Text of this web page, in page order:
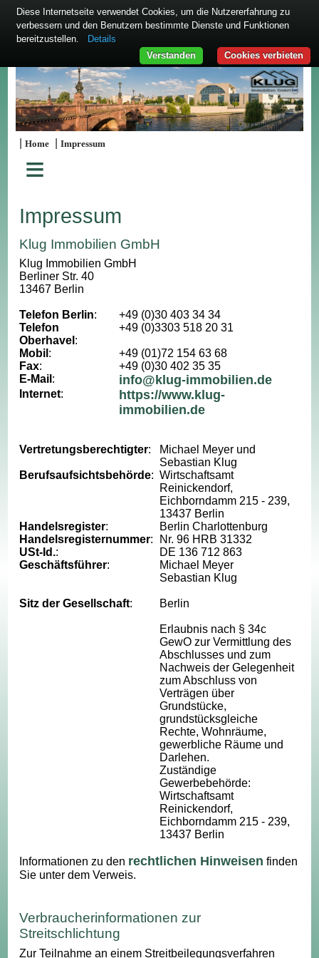
|Home |Impressum
≡
Impressum
Klug Immobilien GmbH
Klug Immobilien GmbH
Berliner Str. 40
13467 Berlin
Telefon Berlin:
+49 (0)30 403 34 34
Telefon
Oberhavel :
+49 (0)3303 518 20 31
Mobil :
+49 (01)72 154 63 68
Fax:
+49 (0)30 402 35 35
E-Mail : info@klug-immobilien.de
Internet:
https://www.klug-
immobilien.de
Vertretungsberechtigter:
Michael Meyer und
Sebastian Klug
Berufsaufsichtsbehörde:Wirtschaftsamt
Reinickendorf,
Eichborndamm 215 - 239,
13437 Berlin
Handelsregister:
Berlin Charlottenburg
Handelsregisternummer:
Nr. 96 HRB 31332
USt-Id.:
DE 136 712 863
Geschäftsführer:
Michael Meyer
Sebastian Klug
Sitz der Gesellschaft: Berlin
Erlaubnis nach § 34c
GewO zur Vermittlung des
Abschlusses und zum
Nachweis der Gelegenheit
zum Abschluss von
Verträgen über
Grundstücke,
grundstücksgleiche
Rechte, Wohnräume,
gewerbliche Räume und
Darlehen.
Zuständige
Gewerbebehörde:
Wirtschaftsamt
Reinickendorf,
Eichborndamm 215 - 239,
13437 Berlin
Informationen zu den rechtlichen Hinweisen finden
Sie unter dem Verweis.
Verbraucherinformationen zur
Streitschlichtung
Zur Teilnahme an einem Streitbeilegungsverfahren
Diese Internetseite verwendet Cookies, um die Nutzererfahrung zu
verbessern und den Benutzern bestimmte Dienste und Funktionen
bereitzustellen.
Details
Cookies verbieten
Verstanden